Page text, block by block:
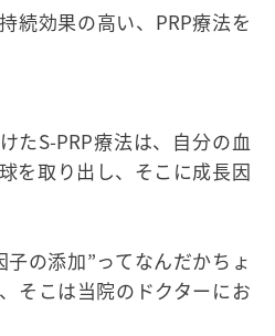
続効果の高い、PRP療法を
たS-PRP療法は、自分の血
を取り出し、そこに成長因
の添加”ってなんだかちょ
そこは当院のドクターにお